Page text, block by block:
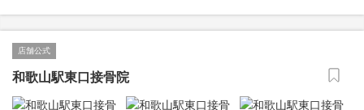
店舗公式
和歌山駅東口接骨院